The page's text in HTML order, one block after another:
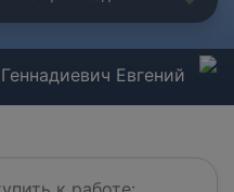
Геннадиевич Евгений